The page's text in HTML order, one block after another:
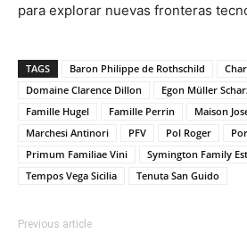
para explorar nuevas fronteras
TAGS Baron Philippe de Rothschild
Domaine Clarence Dillon
Egon Müller
Famille Hugel
Famille Perrin
Maison
Marchesi Antinori
PFV Pol Roger
Primum Familiae Vini
Symington Family
Tempos Vega Sicilia
Tenuta San Guido
Previous article